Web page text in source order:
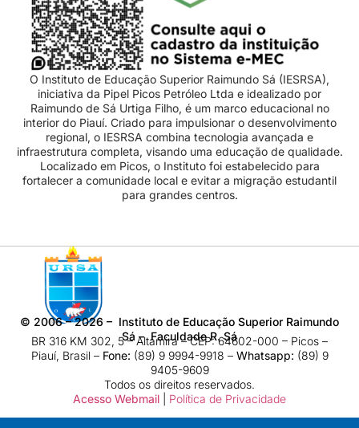
O Instituto de Educação Superior Raimundo Sá (IESRSA),
iniciativa da Pipel Picos Petróleo Ltda e idealizado por
Raimundo de Sá Urtiga Filho, é um marco educacional no
interior do Piauí. Criado para impulsionar o desenvolvimento
regional, o IESRSA combina tecnologia avançada e
infraestrutura completa, visando uma educação de qualidade.
Localizado em Picos, o Instituto foi estabelecido para
fortalecer a comunidade local e evitar a migração estudantil
para grandes centros.
© 2006 – 2026 – Instituto de Educação Superior Raimundo
Sá – Faculdade R. Sá
BR 316 KM 302, 5 – Altamira – CEP: 64602-000 – Picos –
Piauí, Brasil – Fone: (89) 9 9994-9918​ – Whatsapp: (89) 9
9405-9609
Todos os direitos reservados.
Acesso Webmail
Política de Privacidade